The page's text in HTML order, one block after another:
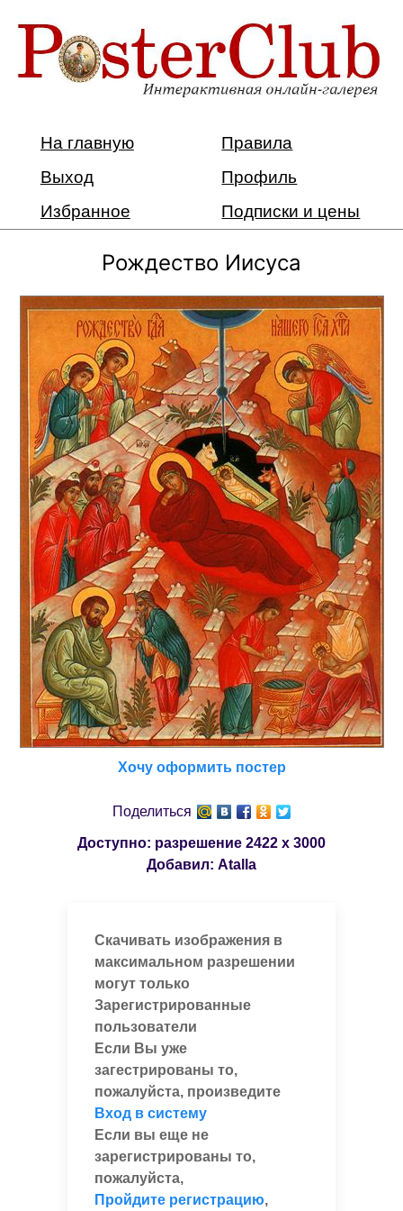
На главную
Правила
Выход
Профиль
Избранное
Подписки и цены
Рождество Иисуса
Хочу оформить постер
Поделиться
Доступно: разрешение 2422 x 3000
Добавил: Atalla
Скачивать изображения в
максимальном разрешении
могут только
Зарегистрированные
пользователи
Если Вы уже
загестрированы то,
пожалуйста, произведите
Вход в систему
Если вы еще не
зарегистрированы то,
пожалуйста,
Пройдите регистрацию,